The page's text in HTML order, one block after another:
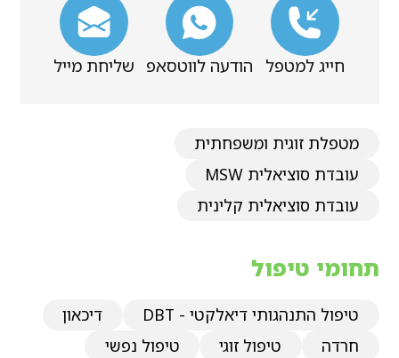
חייג למטפל הודעה לווטסאפ שליחת מייל
מטפלת זוגית ומשפחתית
עובדת סוציאלית MSW
עובדת סוציאלית קלינית
תחומי טיפול
טיפול התנהגותי דיאלקטי - DBT
דיכאון
חרדה
טיפול זוגי
טיפול נפשי